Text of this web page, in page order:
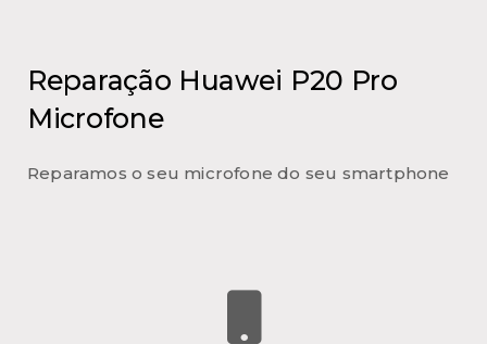
Reparação Huawei P20 Pro
Microfone
Reparamos o seu microfone do seu smartphone